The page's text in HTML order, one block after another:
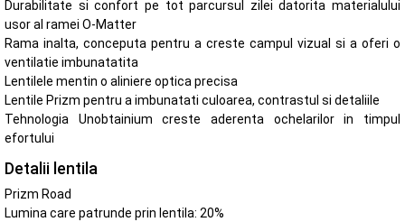
Durabilitate si confort pe tot parcursul zilei datorita materialului
usor al ramei O-Matter
Rama inalta, conceputa pentru a creste campul vizual si a oferi o
ventilatie imbunatatita
Lentilele mentin o aliniere optica precisa
Lentile Prizm pentru a imbunatati culoarea, contrastul si detaliile
Tehnologia Unobtainium creste aderenta ochelarilor in timpul
efortului
Detalii lentila
Prizm Road
Lumina care patrunde prin lentila: 20%